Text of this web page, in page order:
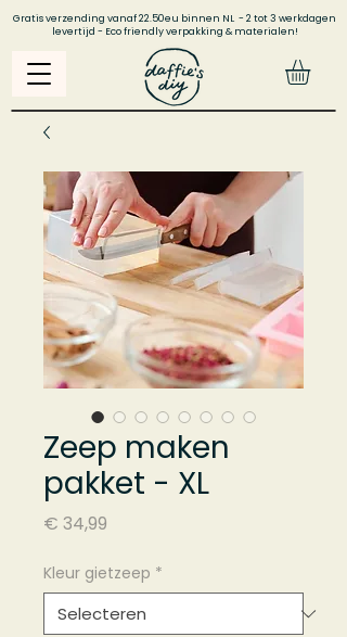
Gratis verzending vanaf 22.50eu binnen NL - 2 tot 3 werkdagen
levertijd - Eco friendly verpakking & materialen!
Zeep maken
pakket - XL
€ 34,99
Kleur gietzeep *